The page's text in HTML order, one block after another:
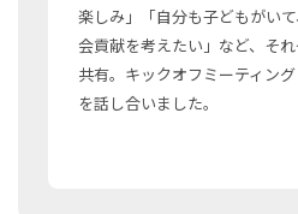
楽しみ」「自分も子どもがい
会貢献を考えたい」など、そ
共有。キックオフミーティン
を話し合いました。